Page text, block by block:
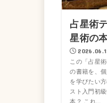
占星術
星術の
この「占星
の書籍を、
を学びたい
スト入門初
本？ これ...